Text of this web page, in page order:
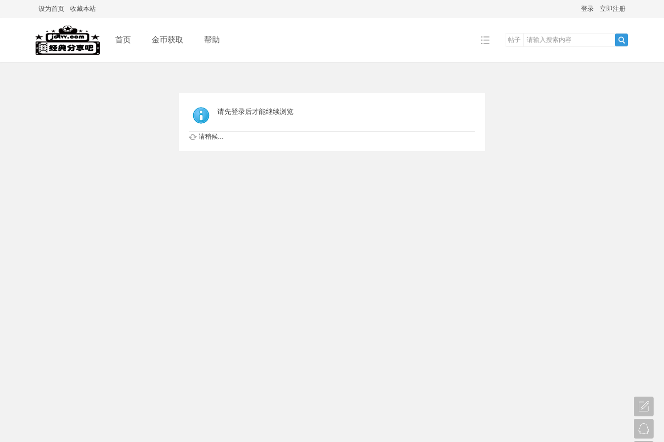
设为首页 收藏本站 登录 立即注册
首页 金币获取 帮助
帖子
请先登录后才能继续浏览
请稍候...